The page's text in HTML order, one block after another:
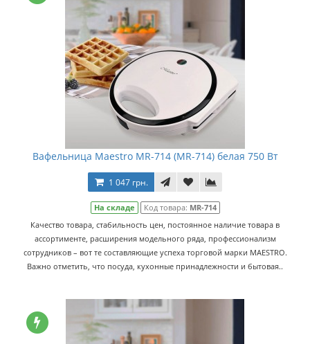
Вафельница Maestro MR-714 (MR-714) белая 750 Вт
1 047 грн.
На складе Код товара: MR-714
Качество товара, стабильность цен, постоянное наличие товара в
ассортименте, расширения модельного ряда, профессионализм
сотрудников – вот те составляющие успеха торговой марки MAESTRO.
Важно отметить, что посуда, кухонные принадлежности и бытовая..